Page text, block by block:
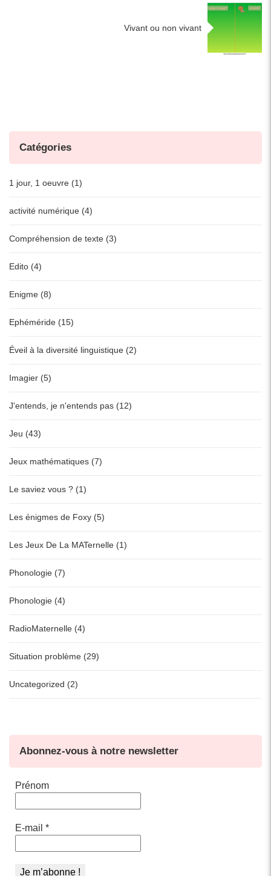
Vivant ou non vivant
Catégories
1 jour, 1 oeuvre (1)
activité numérique (4)
Compréhension de texte (3)
Edito (4)
Enigme (8)
Ephéméride (15)
Éveil à la diversité linguistique (2)
Imagier (5)
J'entends, je n'entends pas (12)
Jeu (43)
Jeux mathématiques (7)
Le saviez vous ? (1)
Les énigmes de Foxy (5)
Les Jeux De La MATernelle (1)
Phonologie (7)
Phonologie (4)
RadioMaternelle (4)
Situation problème (29)
Uncategorized (2)
Abonnez-vous à notre newsletter
Prénom
E-mail *